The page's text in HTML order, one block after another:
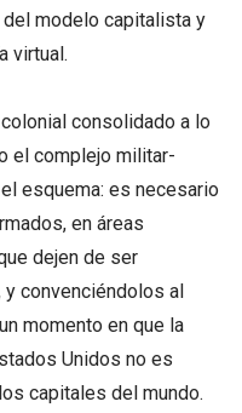
modelo capitalista y
virtual.
consolidado a lo
el complejo militar-
esquema: es necesario
en áreas
dejen de ser
convenciéndolos al
momento en que la
Unidos no es
capitales del mundo.